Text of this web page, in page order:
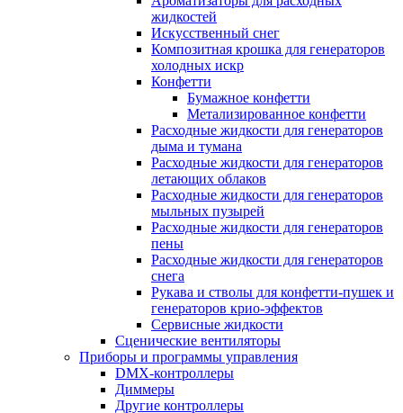
жидкостей
Искусственный снег
Композитная крошка для генераторов
холодных искр
Конфетти
Бумажное конфетти
Метализированное конфетти
Расходные жидкости для генераторов
дыма и тумана
Расходные жидкости для генераторов
летающих облаков
Расходные жидкости для генераторов
мыльных пузырей
Расходные жидкости для генераторов
пены
Расходные жидкости для генераторов
снега
Рукава и стволы для конфетти-пушек и
генераторов крио-эффектов
Сервисные жидкости
Сценические вентиляторы
Приборы и программы управления
DMX-контроллеры
Диммеры
Другие контроллеры